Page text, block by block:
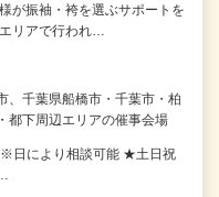
が振袖・袴を選ぶサポートを
リアで行われ…
、千葉県船橋市・千葉市・柏
都下周辺エリアの催事会場
日により相談可能 ★土日祝